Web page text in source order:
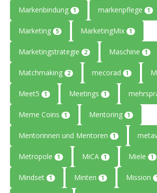
Markenbindung 1 markenpflege 1
Marketing 5 MarketingMix 1
Marketingstrategie 2 Maschine 1
Matchmaking 2 mecorad 1
Meet5 1 Meetings 1
Meme Coins 1 Mentoring 1
Mentorinnen und Mentoren 1
Metropole 1 MiCA 1 Miele 1
Mindset 1 Minten 1 Mission